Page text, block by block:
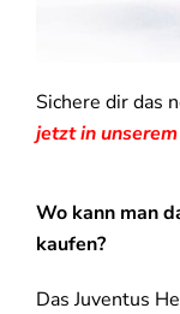
Sichere dir das
jetzt in
Wo kann man
kaufen?
Das Juventus